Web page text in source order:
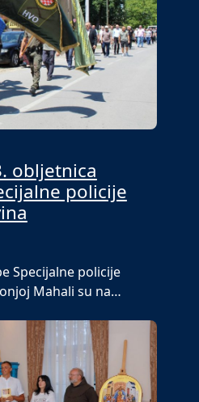
obljetnica
policije
Specijalne policije
Mahali su na…